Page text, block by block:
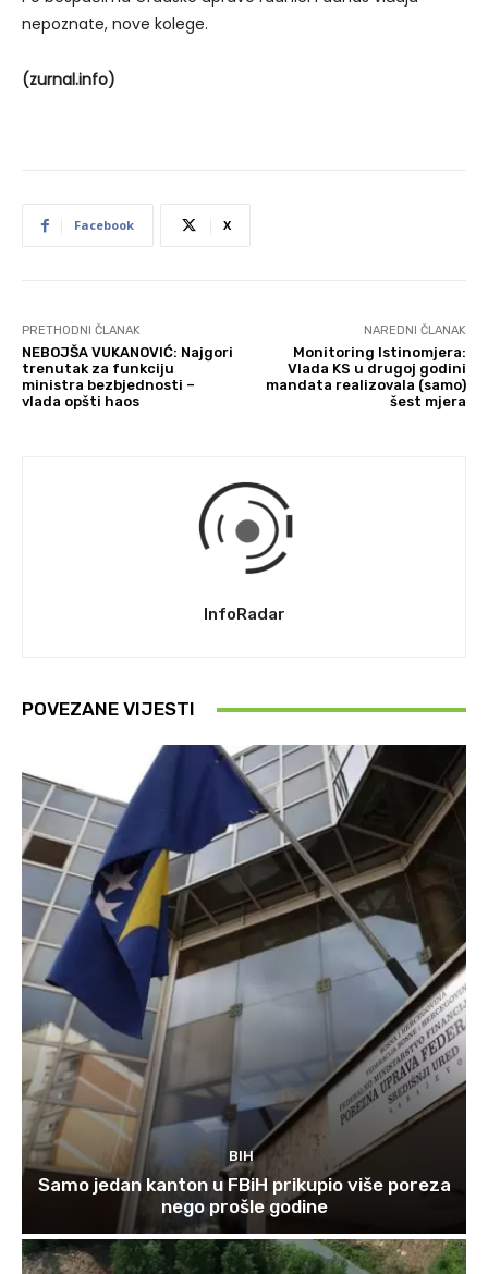
nepoznate, nove kolege.
(zurnal.info)
Facebook X
PRETHODNI ČLANAK
NEBOJŠA VUKANOVIĆ: Najgori
trenutak za funkciju
ministra bezbjednosti –
vlada opšti haos
NAREDNI ČLANAK
Monitoring Istinomjera:
Vlada KS u drugoj godini
mandata realizovala (samo)
šest mjera
InfoRadar
POVEZANE VIJESTI
BIH
Samo jedan kanton u FBiH prikupio više poreza
nego prošle godine